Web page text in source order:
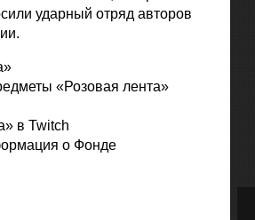
ударный отряд авторов
«Розовая лента»
в Twitch
о Фонде